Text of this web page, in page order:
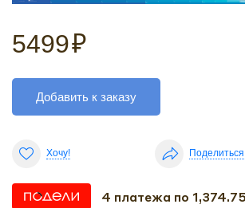
5499₽
Добавить к заказу
Хочу! Поделиться
4 платежа по